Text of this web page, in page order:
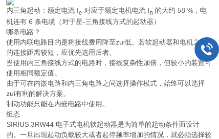
内三角起动：额定电流 Ie 对应于额定电机电流 In 的大约 58 %，电
机连有 6 条电缆（对于星-三角接线方式的起动器）
哪条电路？
使用内联电路目的是将接线费用降至zui低。若软起动器和电机之间
的连接距离较短，应优先选用后者。
当使用内三角接线方式的电路时，接线复杂性加倍，但较小的装置可
使用相同额定值。
由于可在内嵌电路和内三角电路之间选择操作模式，始终可以选择
zui有利的解决方案。
制动功能只能在内嵌电路中使用。
组态
SIRIUS 3RW44 电子式电机软起动器是为简单的起动条件而设计
的。一旦出现起动负载较大或者起停频率增加的情况，就必须选择较